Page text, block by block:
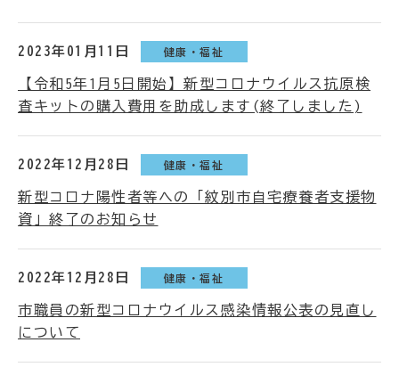
2023年01月11日 健康・福祉
【令和5年1月5日開始】新型コロナウイルス抗原検
査キットの購入費用を助成します(終了しました)
2022年12月28日 健康・福祉
新型コロナ陽性者等への「紋別市自宅療養者支援物
資」終了のお知らせ
2022年12月28日 健康・福祉
市職員の新型コロナウイルス感染情報公表の見直し
について